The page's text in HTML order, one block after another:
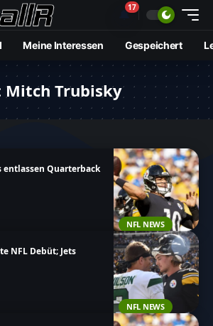
🔔17
Meine Interessen Gespeichert
Mitch Trubisky
NFL NEWS
Quarterback
NFL NEWS
NFL Debüt; Jets